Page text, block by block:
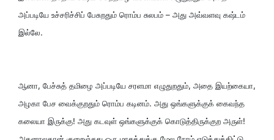
அப்படியே உச்சரிச்சிப் பேசுறதும் ரொம்ப சுலபம் – அது அவ்வளவு கஷ்டம்
இல்லே.
ஆனா, பேச்சுத் தமிழை அப்படியே சரளமா எழுதுறதும், அதை இயற்கையா,
அழகா பேச வைக்குறதும் ரொம்ப கடினம். அது ஒங்களுக்குக் கைவந்த
கலையா இருக்கு! அது கடவுள் ஒங்களுக்குக் கொடுத்திருக்குற அருள்!